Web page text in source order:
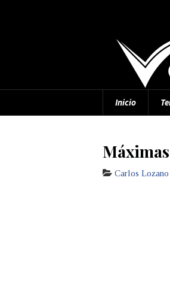
Inicio
Carlos